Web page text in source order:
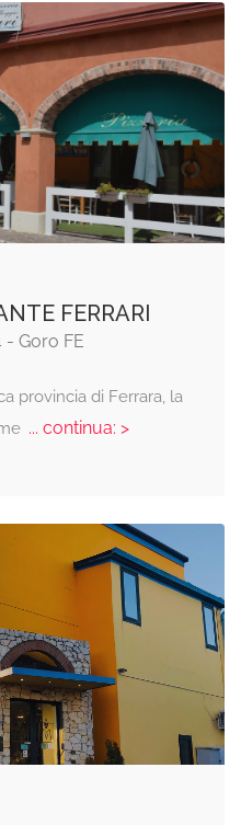
FERRARI
- Goro FE
provincia di Ferrara, la
... continua: >